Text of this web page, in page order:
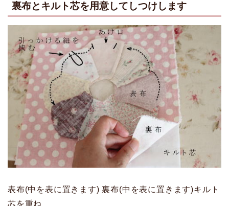
裏布とキルト芯を用意してしつけします
表布(中を表に置きます) 裏布(中を表に置きます)キルト
芯を重ね